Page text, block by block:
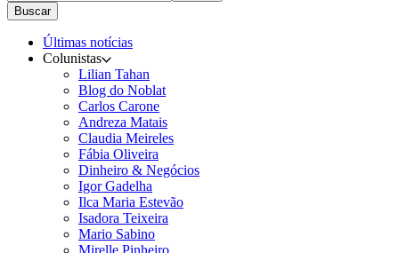
Buscar
Últimas notícias
Colunistas
Lilian Tahan
Blog do Noblat
Carlos Carone
Andreza Matais
Claudia Meireles
Fábia Oliveira
Dinheiro & Negócios
Igor Gadelha
Ilca Maria Estevão
Isadora Teixeira
Mario Sabino
Mirelle Pinheiro